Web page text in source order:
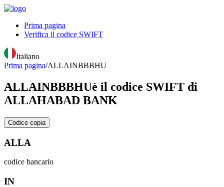
Prima pagina
Verifica il codice SWIFT
Italiano
Prima pagina/ALLAINBBBHU
ALLAINBBBHUè il codice SWIFT di
ALLAHABAD BANK
Codice copia
ALLA
codice bancario
IN